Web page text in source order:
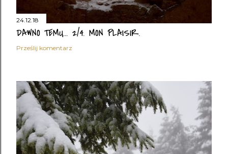
24.12.18
DAWNO TEMU... 2/4. MON PLAISIR.
Prześlij komentarz